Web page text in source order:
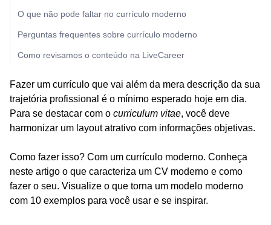
O que não pode faltar no currículo moderno
Perguntas frequentes sobre currículo moderno
Como revisamos o conteúdo na LiveCareer
Fazer um currículo que vai além da mera descrição da sua
trajetória profissional é o mínimo esperado hoje em dia.
Para se destacar com o curriculum vitae, você deve
harmonizar um layout atrativo com informações objetivas.
Como fazer isso? Com um currículo moderno. Conheça
neste artigo o que caracteriza um CV moderno e como
fazer o seu. Visualize o que torna um modelo moderno
com 10 exemplos para você usar e se inspirar.